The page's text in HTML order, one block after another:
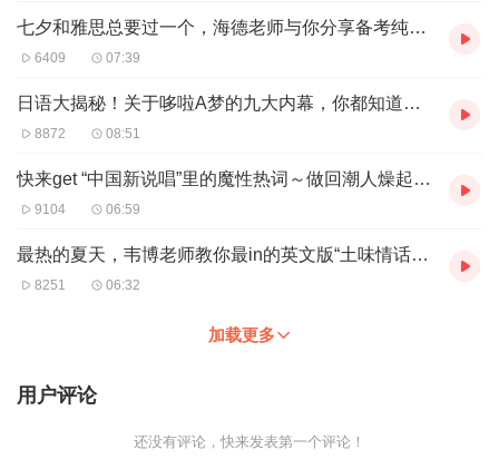
七夕和雅思总要过一个，海德老师与你分享备考纯干货！（20180817）
6409 07:39
日语大揭秘！关于哆啦A梦的九大内幕，你都知道了吗？（20180810）
8872 08:51
快来get “中国新说唱”里的魔性热词～做回潮人燥起来!（20180803）
9104 06:59
最热的夏天，韦博老师教你最in的英文版“土味情话”，表白心仪的TA！（20180727）
8251 06:32
加载更多
用户评论
还没有评论，快来发表第一个评论！